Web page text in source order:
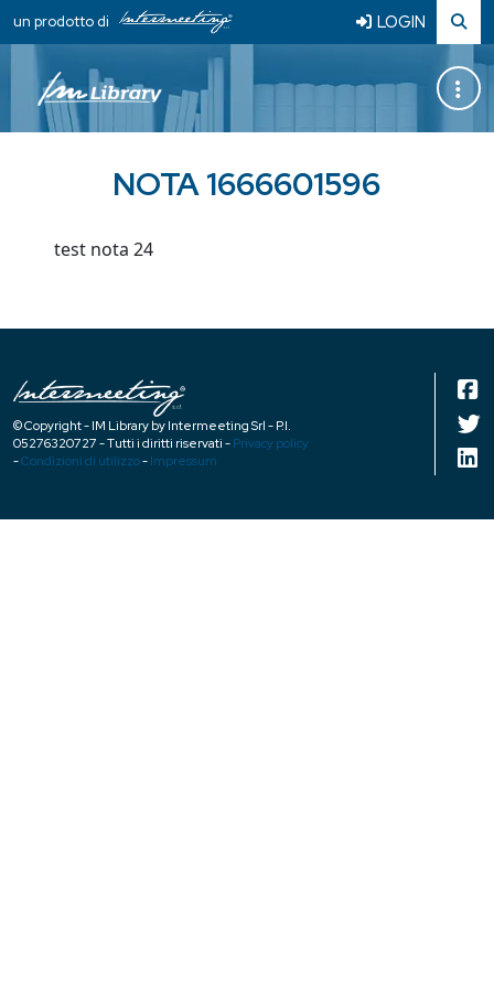
un prodotto di LOGIN
NOTA 1666601596
test nota 24
© Copyright - IM Library by Intermeeting Srl - P.I.
05276320727 - Tutti i diritti riservati - Privacy policy
-Condizioni di utilizzo- Impressum